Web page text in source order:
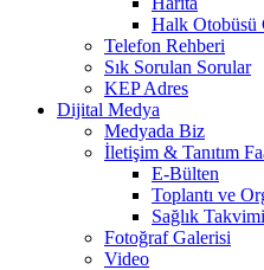
Halk Otobüsü
Telefon Rehberi
Sık Sorulan Sorular
KEP Adres
Dijital Medya
Medyada Biz
İletişim & Tanıtım
E-Bülten
Toplantı ve
Sağlık Takvimi
Fotoğraf Galerisi
Video